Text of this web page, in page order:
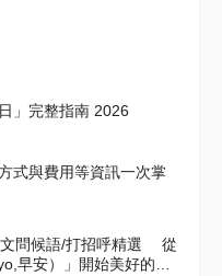
」完整指南 2026
式與費用等資訊一次掌
文問候語/打招呼精選 從
早安）」開始美好的一